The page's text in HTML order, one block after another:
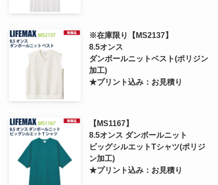
※在庫限り【MS2137】
8.5オンス
ダンボールニットベスト(ポリジン
加工)
★プリント込み：お見積り
【MS1167】
8.5オンス ダンボールニット
ビッグシルエットTシャツ(ポリジ
ン加工)
★プリント込み：お見積り